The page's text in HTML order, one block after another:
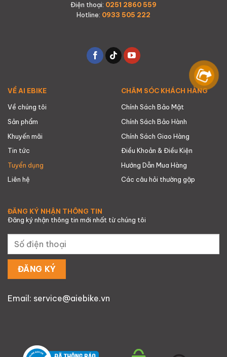
Điện thoại: 0251 2860 559
Hotline: 0933 505 222
VỀ AI EBIKE
Về chúng tôi
Sản phẩm
Khuyến mãi
Tin tức
Tuyển dụng
Liên hệ
CHĂM SÓC KHÁCH HÀNG
Chính Sách Bảo Mật
Chính Sách Bảo Hành
Chính Sách Giao Hàng
Điều Khoản & Điều Kiện
Hướng Dẫn Mua Hàng
Các câu hỏi thường gặp
ĐĂNG KÝ NHẬN THÔNG TIN
Đăng ký nhận thông tin mới nhất từ chúng tôi
Email: service@aiebike.vn